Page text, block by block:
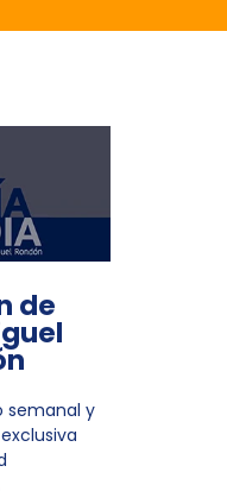
de
semanal y